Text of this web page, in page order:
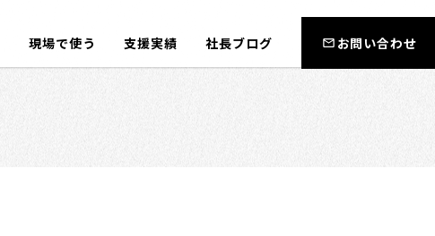
現場で使う 支援実績 社長ブログ お問い合わせ